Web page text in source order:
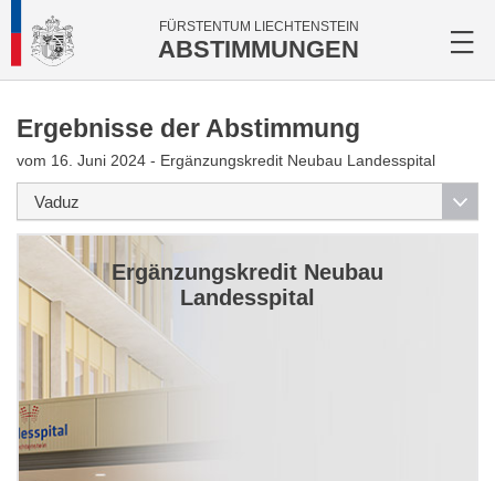
FÜRSTENTUM LIECHTENSTEIN
ABSTIMMUNGEN
Ergebnisse der Abstimmung
vom 16. Juni 2024 - Ergänzungskredit Neubau Landesspital
Ergänzungskredit Neubau
Landesspital